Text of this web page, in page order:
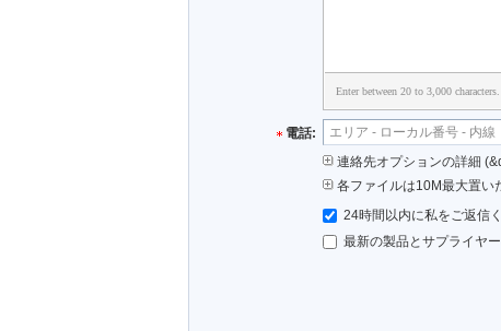
Enter between 20 to 3,000 characters.
電話:
連絡先オプションの詳細
各ファイルは10M最大置い
24時間以内に私をご返信く
最新の製品とサプライヤ